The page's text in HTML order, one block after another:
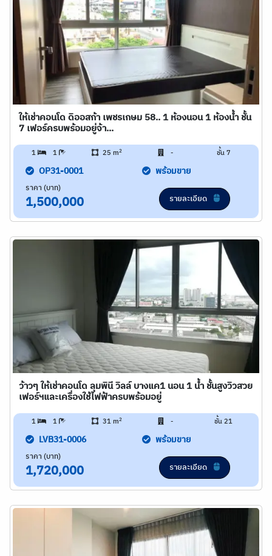
ให้เช่าคอนโด ดิออสก้า เพชรเกษม 58.. 1 ห้องนอน 1 ห้องน้ำ ชั้น
7 เฟอร์ครบพร้อมอยู่จ้า...
1 1 25 m2 - ชั้น 7
OP31-0001 พร้อมขาย
ราคา (บาท)
1,500,000 รายละเอียด
ว้าวๆ ให้เช่าคอนโด ลุมพินี วิลล์ บางแค1 นอน 1 น้ำ ชั้นสูงวิวสวย
เฟอร์ฯและเครื่องใช้ไฟฟ้าครบพร้อมอยู่
1 1 31 m2 - ชั้น 21
LVB31-0006 พร้อมขาย
ราคา (บาท)
1,720,000 รายละเอียด